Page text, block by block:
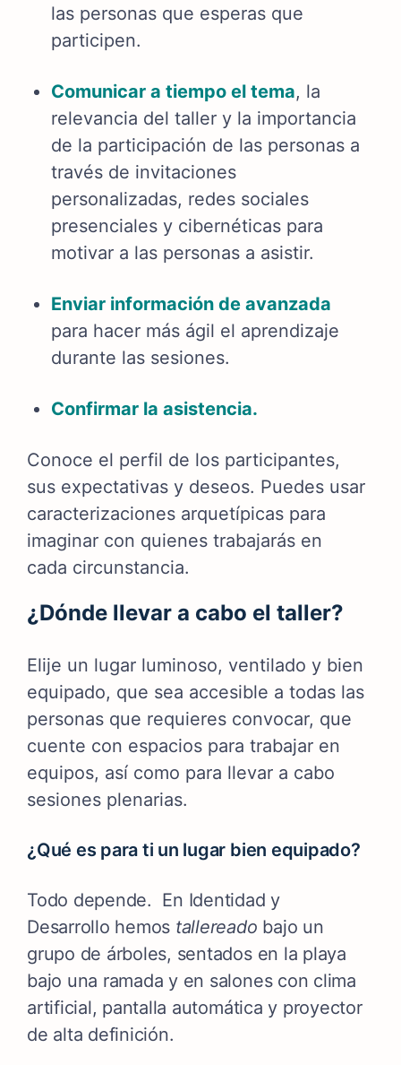
las personas que esperas que
participen.
Comunicar a tiempo el tema, la
relevancia del taller y la importancia
de la participación de las personas a
través de invitaciones
personalizadas, redes sociales
presenciales y cibernéticas para
motivar a las personas a asistir.
Enviar información de avanzada
para hacer más ágil el aprendizaje
durante las sesiones.
Confirmar la asistencia.
Conoce el perfil de los participantes,
sus expectativas y deseos. Puedes usar
caracterizaciones arquetípicas para
imaginar con quienes trabajarás en
cada circunstancia.
¿Dónde llevar a cabo el taller?
Elije un lugar luminoso, ventilado y bien
equipado, que sea accesible a todas las
personas que requieres convocar, que
cuente con espacios para trabajar en
equipos, así como para llevar a cabo
sesiones plenarias.
¿Qué es para ti un lugar bien equipado?
Todo depende. En Identidad y
Desarrollo hemos tallereado bajo un
grupo de árboles, sentados en la playa
bajo una ramada y en salones con clima
artificial, pantalla automática y proyector
de alta definición.